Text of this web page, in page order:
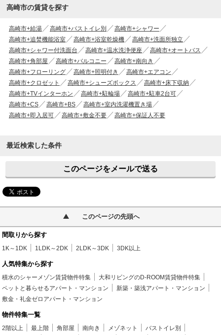
高崎市の賃貸を探す
高崎市+給湯 高崎市+バストイレ別
高崎市+シャワー
高崎市+追焚機能浴室
高崎市+浴室乾燥機
高崎市+洗面所独立
高崎市+シャワー付洗面台
高崎市+温水洗浄便座
高崎市+オートバス
高崎市+角部屋
高崎市+バルコニー
高崎市+南向き
高崎市+フローリング
高崎市+照明付き
高崎市+エアコン
高崎市+クロゼット
高崎市+シューズボックス
高崎市+床下収納
高崎市+TVインターホン
高崎市+駐輪場
高崎市+駐車2台可
高崎市+CS
高崎市+BS
高崎市+室内洗濯機置き場
高崎市+即入居可
高崎市+敷金不要 高崎市+保証人不要
最近検索した条件
このページをメールで送る
このページの先頭へ
間取りから探す
1K～1DK 1LDK～2DK 2LDK～3DK 3DK以上
人気特集から探す
積水のシャーメゾン賃貸物件特集
大和リビングのD-ROOM賃貸物件特集
ペットと暮らせるアパート・マンション
新築・築浅アパート・マンション
敷金・礼金ゼロアパート・マンション
物件特集一覧
2階以上 最上階 角部屋 南向き メゾネット
バストイレ別